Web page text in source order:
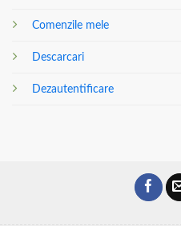
Comenzile mele
Descarcari
Dezautentificare